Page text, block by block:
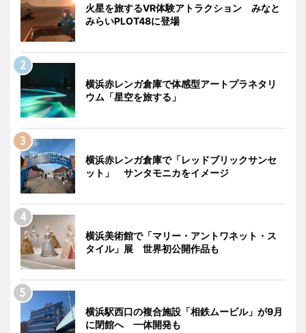
火星を旅するVR体験アトラクション みなと
みらいPLOT48に登場
横浜赤レンガ倉庫で体感型アートプラネタリ
ウム「星空を旅する」
横浜赤レンガ倉庫で「レッドブリックサンセ
ット」 サンタモニカをイメージ
横浜美術館で「マリー・アントワネット・ス
タイル」展 世界初公開作品も
横浜駅西口の複合施設「相鉄ムービル」が9月
に閉館へ 一体開発も